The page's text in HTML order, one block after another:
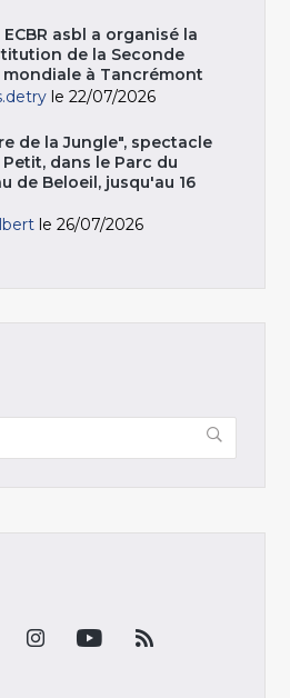
asbl a organisé la
de la Seconde
mondiale à Tancrémont
le 22/07/2026
de la Jungle", spectacle
dans le Parc du
de Beloeil, jusqu'au 16
le 26/07/2026